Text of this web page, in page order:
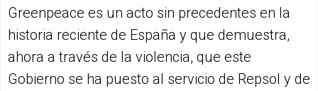
Greenpeace es un acto sin precedentes en la
historia reciente de España y que demuestra,
ahora a través de la violencia, que este
Gobierno se ha puesto al servicio de Repsol y de